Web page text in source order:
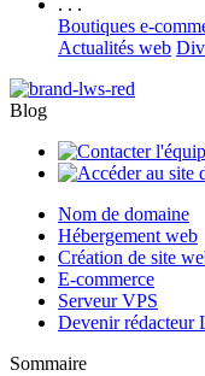
. . .
Boutiques e-
Actualités web
Blog
Nom de domaine
Hébergement web
Création de site
E-commerce
Serveur VPS
Devenir rédacteur
Sommaire